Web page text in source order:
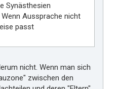
Synästhesien
Aussprache nicht
passt
nicht. Wenn man sich
zwischen den